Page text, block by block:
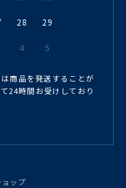
28 29
4 5
商品を発送することが
24時間お受けしており
ップ